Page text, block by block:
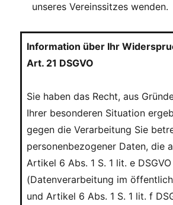
unseres Vereinssitzes wenden.
Information über Ihr
Art. 21 DSGVO
Sie haben das Recht, aus
Ihrer besonderen Situation
gegen die Verarbeitung Sie
personenbezogener Daten, die
Artikel 6 Abs. 1 S. 1 lit. e DSGVO
(Datenverarbeitung im
und Artikel 6 Abs. 1 S. 1 lit. f